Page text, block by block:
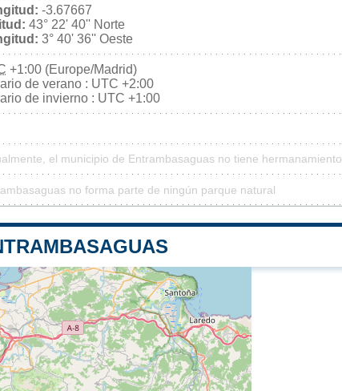
-3.67667
43° 22' 40'' Norte
3° 40' 36'' Oeste
+1:00 (Europe/Madrid)
de verano : UTC +2:00
de invierno : UTC +1:00
el municipio de Entrambasaguas no tiene hermanamiento
no forma parte de ningún parque natural